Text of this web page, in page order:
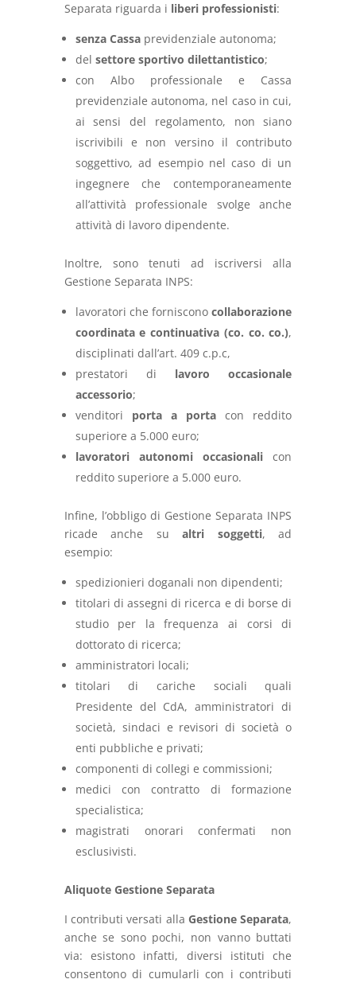
Separata riguarda i liberi professionisti:
senza Cassaprevidenziale autonoma;
del settore sportivo dilettantistico;
con Albo professionale e Cassa
previdenziale autonoma, nel caso in cui,
ai sensi del regolamento, non siano
iscrivibili e non versino il contributo
soggettivo, ad esempio nel caso di un
ingegnere che contemporaneamente
all’attività professionale svolge anche
attività di lavoro dipendente.
Inoltre, sono tenuti ad iscriversi alla
Gestione Separata INPS:
lavoratori che forniscono collaborazione
coordinata e continuativa (co. co. co.),
disciplinati dall’art. 409 c.p.c,
prestatori di lavoro occasionale
accessorio;
venditori porta a porta con reddito
superiore a 5.000 euro;
lavoratori autonomi occasionali con
reddito superiore a 5.000 euro.
Infine, l’obbligo di Gestione Separata INPS
ricade anche sualtri soggetti, ad
esempio:
spedizionieri doganali non dipendenti;
titolari di assegni di ricerca e di borse di
studio per la frequenza ai corsi di
dottorato di ricerca;
amministratori locali;
titolari di cariche sociali quali
Presidente del CdA, amministratori di
società, sindaci e revisori di società o
enti pubbliche e privati;
componenti di collegi e commissioni;
medici con contratto di formazione
specialistica;
magistrati onorari confermati non
esclusivisti.
Aliquote Gestione Separata
I contributi versati alla Gestione Separata,
anche se sono pochi, non vanno buttati
via: esistono infatti, diversi istituti che
consentono di cumularli con i contributi